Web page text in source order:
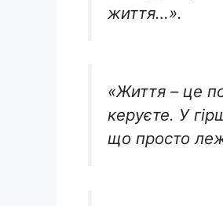
життя…».
«Життя – це
керуєте. У
що просто